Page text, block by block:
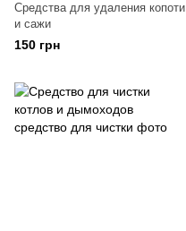
Средства для удаления копоти
и сажи
150 грн